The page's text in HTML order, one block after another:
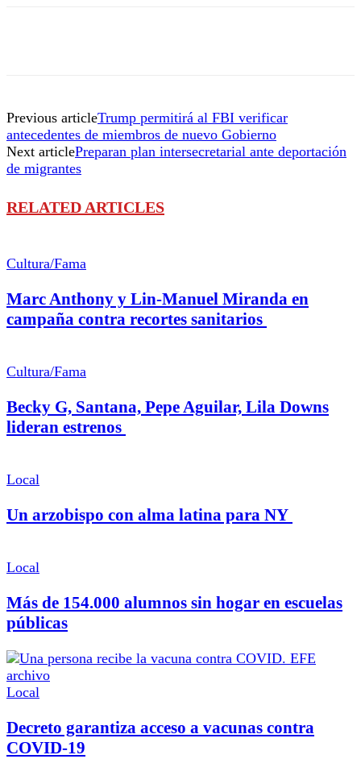
Previous articleTrump permitirá al FBI verificar
antecedentes de miembros de nuevo Gobierno
Next articlePreparan plan intersecretarial ante deportación
de migrantes
RELATED ARTICLES
Cultura/Fama
Marc Anthony y Lin-Manuel Miranda en
campaña contra recortes sanitarios
Cultura/Fama
Becky G, Santana, Pepe Aguilar, Lila Downs
lideran estrenos
Local
Un arzobispo con alma latina para NY
Local
Más de 154.000 alumnos sin hogar en escuelas
públicas
Local
Decreto garantiza acceso a vacunas contra
COVID-19